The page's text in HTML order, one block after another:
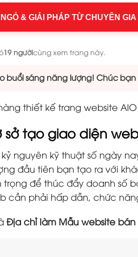
& GIẢI PHÁP TỪ CHUYÊN GIA
19 ngườicùng xem trang này.
buổi sáng năng lượng! Chúc bạn
thiết kế trang website
sở tạo giao diện
kỷ nguyên kỹ thuật số ngày
đầu tiên bạn tạo ra với
trọng để thúc đẩy doanh số
cần phải hấp dẫn, chức
Địa chỉ làm Mẫu website